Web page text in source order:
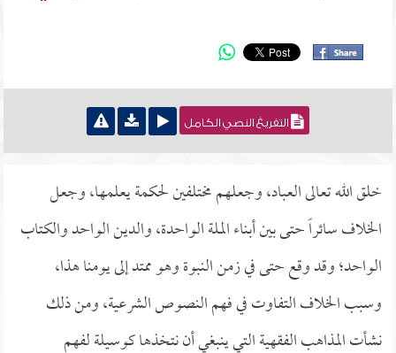
التفريغ النصي الكامل
خلق الله تعالى العباد، وجعلهم مختلفين لحكمة يعلمها، وجعل
الخلاف سائراً حتى بين أبناء الملة الواحدة، والدين الواحد والكتاب
الواحد؛ وقد وقع حتى في زمن النبوة وهو ممتد إلى يومنا هذا،
وسبب الخلاف التفاوت في فهم النصوص الشرعية، ومن ذلك
نشأت المذاهب الفقهية التي ينبغي أن نتخذها كوسيلة لفهم